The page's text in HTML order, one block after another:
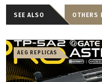
SEE ALSO OTHERS
AEG REPLICAS